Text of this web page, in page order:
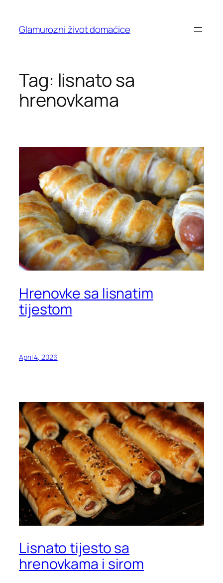
content
Glamurozni život domaćice
Tag: lisnato sa
hrenovkama
Hrenovke sa lisnatim
tijestom
April 4, 2026
Lisnato tijesto sa
hrenovkama i sirom